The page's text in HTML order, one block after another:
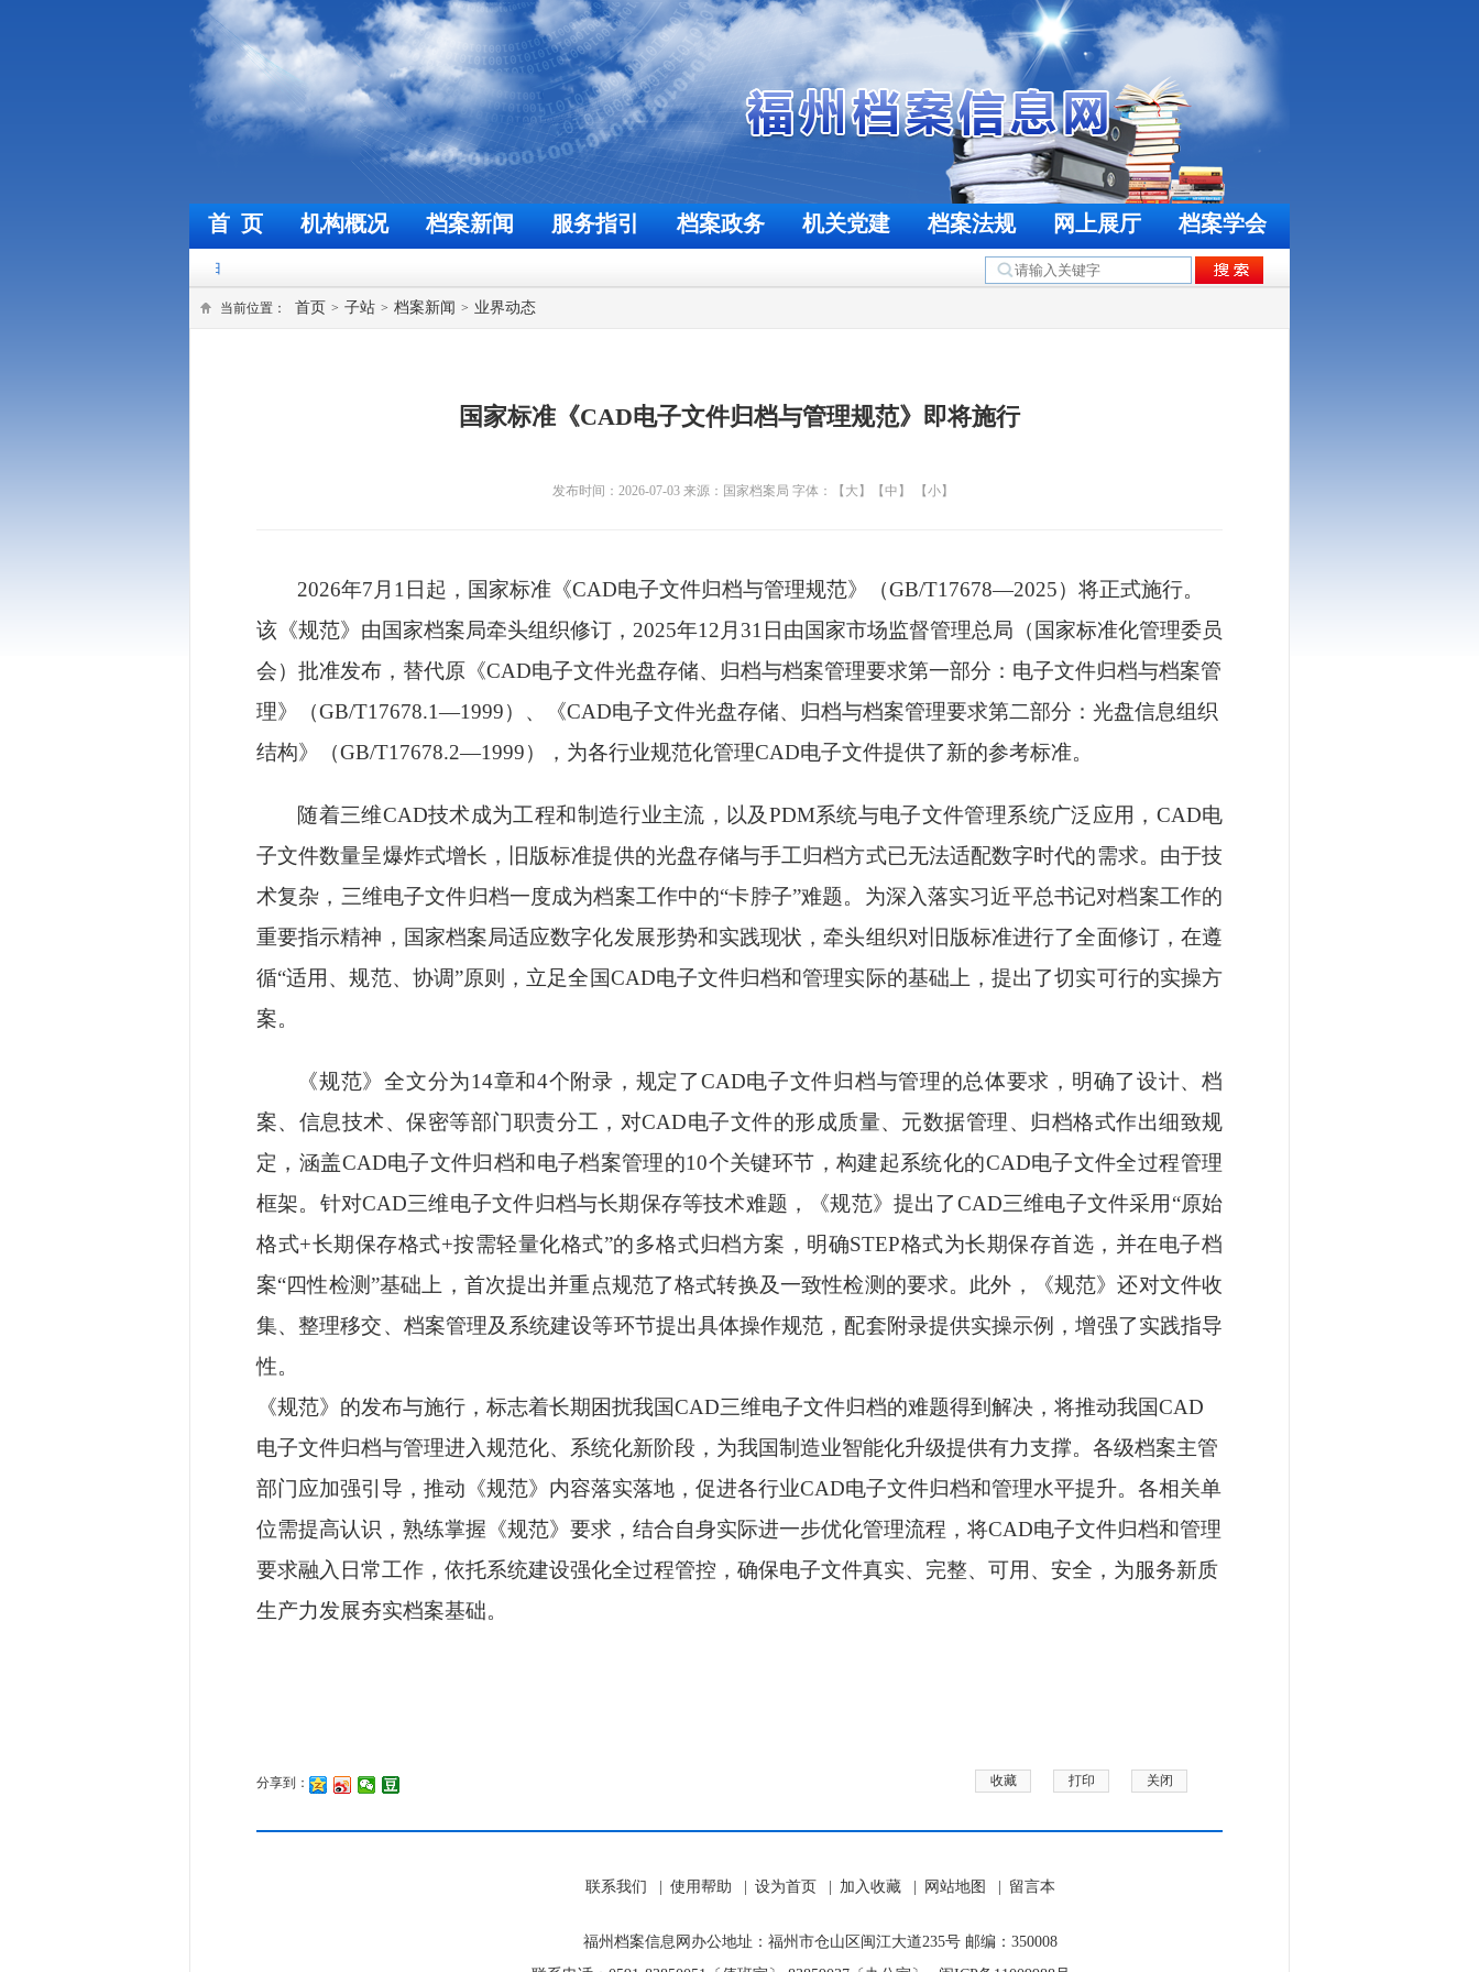
首 页 机构概况 档案新闻 服务指引 档案政务 机关党建 档案法规 网上展厅 档案学会
当前位置： 首页 > 子站 > 档案新闻 > 业界动态
国家标准《CAD电子文件归档与管理规范》即将施行
发布时间：2026-07-03 来源：国家档案局 字体： 【大】 【中】 【小】
2026年7月1日起，国家标准《CAD电子文件归档与管理规范》（GB/T17678—2025）将正式施行。
该《规范》由国家档案局牵头组织修订，2025年12月31日由国家市场监督管理总局（国家标准化管理委员
会）批准发布，替代原《CAD电子文件光盘存储、归档与档案管理要求第一部分：电子文件归档与档案管
理》（GB/T17678.1—1999）、《CAD电子文件光盘存储、归档与档案管理要求第二部分：光盘信息组织
结构》（GB/T17678.2—1999），为各行业规范化管理CAD电子文件提供了新的参考标准。
随着三维CAD技术成为工程和制造行业主流，以及PDM系统与电子文件管理系统广泛应用，CAD电
子文件数量呈爆炸式增长，旧版标准提供的光盘存储与手工归档方式已无法适配数字时代的需求。由于技
术复杂，三维电子文件归档一度成为档案工作中的“卡脖子”难题。为深入落实习近平总书记对档案工作的
重要指示精神，国家档案局适应数字化发展形势和实践现状，牵头组织对旧版标准进行了全面修订，在遵
循“适用、规范、协调”原则，立足全国CAD电子文件归档和管理实际的基础上，提出了切实可行的实操方
案。
《规范》全文分为14章和4个附录，规定了CAD电子文件归档与管理的总体要求，明确了设计、档
案、信息技术、保密等部门职责分工，对CAD电子文件的形成质量、元数据管理、归档格式作出细致规
定，涵盖CAD电子文件归档和电子档案管理的10个关键环节，构建起系统化的CAD电子文件全过程管理
框架。针对CAD三维电子文件归档与长期保存等技术难题，《规范》提出了CAD三维电子文件采用“原始
格式+长期保存格式+按需轻量化格式”的多格式归档方案，明确STEP格式为长期保存首选，并在电子档
案“四性检测”基础上，首次提出并重点规范了格式转换及一致性检测的要求。此外，《规范》还对文件收
集、整理移交、档案管理及系统建设等环节提出具体操作规范，配套附录提供实操示例，增强了实践指导
性。
《规范》的发布与施行，标志着长期困扰我国CAD三维电子文件归档的难题得到解决，将推动我国CAD
电子文件归档与管理进入规范化、系统化新阶段，为我国制造业智能化升级提供有力支撑。各级档案主管
部门应加强引导，推动《规范》内容落实落地，促进各行业CAD电子文件归档和管理水平提升。各相关单
位需提高认识，熟练掌握《规范》要求，结合自身实际进一步优化管理流程，将CAD电子文件归档和管理
要求融入日常工作，依托系统建设强化全过程管控，确保电子文件真实、完整、可用、安全，为服务新质
生产力发展夯实档案基础。
收藏 打印 关闭
分享到：
联系我们 使用帮助 设为首页 加入收藏 网站地图 留言本
福州档案信息网办公地址：福州市仓山区闽江大道235号 邮编：350008